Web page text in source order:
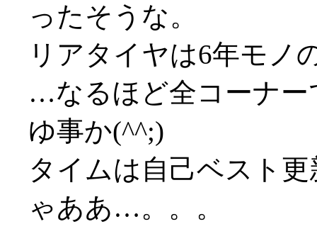
ったそうな。
リアタイヤは6年モノ
…なるほど全コーナー
ゆ事か(^^;)
タイムは自己ベスト
ゃああ…。。。